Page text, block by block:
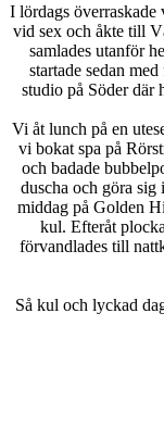
I lördags överraskade
vid sex och åkte till
samlades utanför
startade sedan
studio på Söder
Vi åt lunch på en
vi bokat spa på
och badade
duscha och göra
middag på Golden
kul. Efteråt
förvandlades till
Så kul och lyckad